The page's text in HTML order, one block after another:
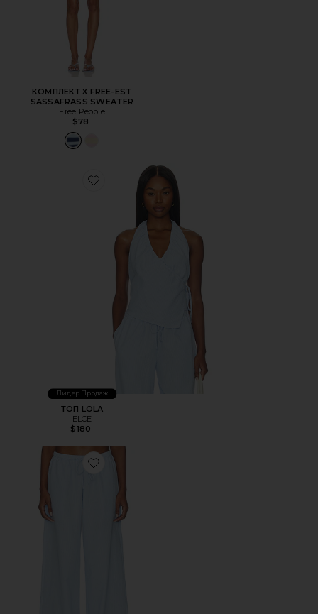
КОМПЛЕКТ X FREE-EST
SASSAFRASS SWEATER
Free People
$78
Favorite ТОП LOLA
Лидер Продаж
ТОП LOLA
ELCE
$180
Favorite БРЮКИ LOLA